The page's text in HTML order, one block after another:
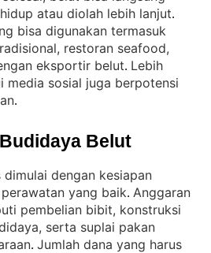
atau diolah lebih lanjut
bisa digunakan termasuk
restoran seafood,
eksportir belut. Lebih
media sosial juga berpotensi
.
Belut
dengan kesiapan
yang baik. Anggaran
pembelian bibit, konstruksi
serta suplai pakan
. Jumlah dana yang harus